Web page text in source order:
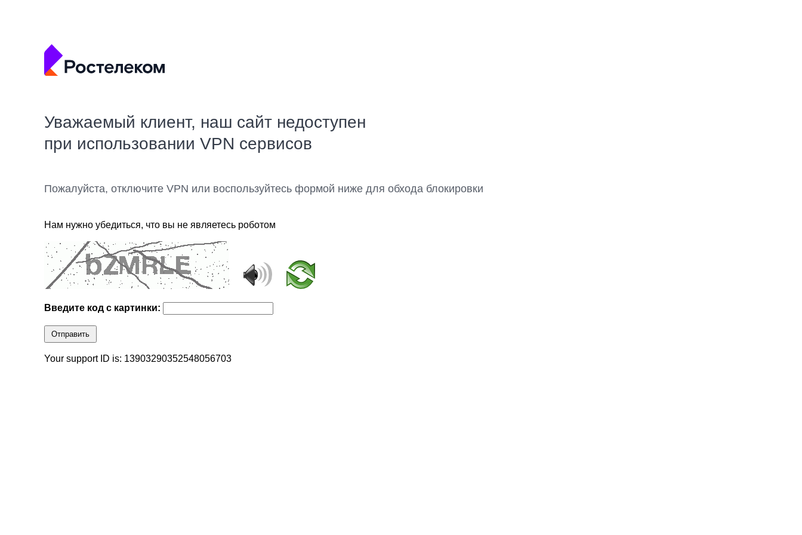
Уважаемый клиент, наш сайт недоступен
при использовании VPN сервисов
Пожалуйста, отключите VPN или воспользуйтесь формой ниже для обхода блокировки
Нам нужно убедиться, что вы не являетесь роботом
Введите код с картинки:
Отправить
Your support ID is: 13903290352548056703